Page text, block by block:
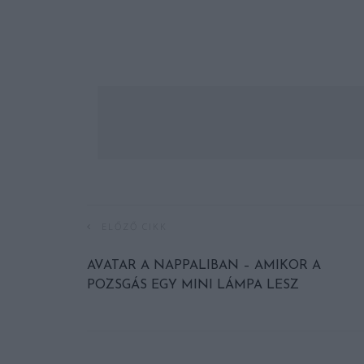
AVATAR A NAPPALIBAN – AMIKOR A
POZSGÁS EGY MINI LÁMPA LESZ